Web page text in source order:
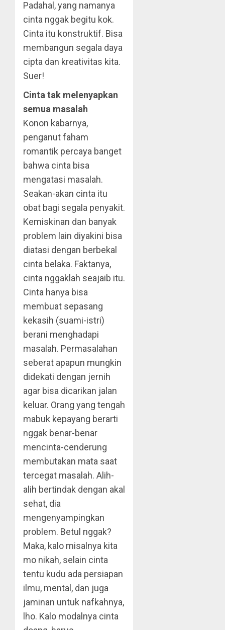
Padahal, yang namanya
cinta nggak begitu kok.
Cinta itu konstruktif. Bisa
membangun segala daya
cipta dan kreativitas kita.
Suer!
Cinta tak melenyapkan
semua masalah
Konon kabarnya,
penganut faham
romantik percaya banget
bahwa cinta bisa
mengatasi masalah.
Seakan-akan cinta itu
obat bagi segala penyakit.
Kemiskinan dan banyak
problem lain diyakini bisa
diatasi dengan berbekal
cinta belaka. Faktanya,
cinta nggaklah seajaib itu.
Cinta hanya bisa
membuat sepasang
kekasih (suami-istri)
berani menghadapi
masalah. Permasalahan
seberat apapun mungkin
didekati dengan jernih
agar bisa dicarikan jalan
keluar. Orang yang tengah
mabuk kepayang berarti
nggak benar-benar
mencinta-cenderung
membutakan mata saat
tercegat masalah. Alih-
alih bertindak dengan akal
sehat, dia
mengenyampingkan
problem. Betul nggak?
Maka, kalo misalnya kita
mo nikah, selain cinta
tentu kudu ada persiapan
ilmu, mental, dan juga
jaminan untuk nafkahnya,
lho. Kalo modalnya cinta